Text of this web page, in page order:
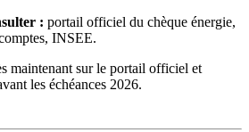
: portail officiel du chèque énergie,
INSEE.
maintenant sur le portail officiel et
les échéances 2026.